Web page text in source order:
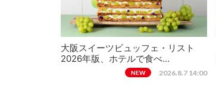
大阪スイーツビュッフェ・リスト
2026年版、ホテルで食べ…
NEW 2026.8.7 14:00